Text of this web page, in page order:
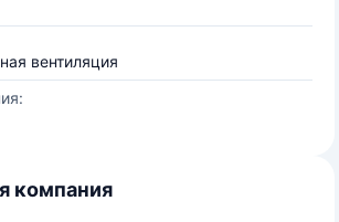
вентиляция
компания